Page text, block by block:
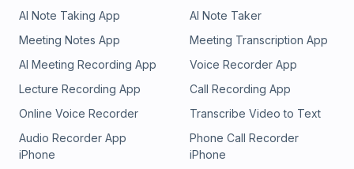
AI Note Taking App
AI Note Taker
Meeting Notes App
Meeting Transcription App
AI Meeting Recording App
Voice Recorder App
Lecture Recording App
Call Recording App
Online Voice Recorder
Transcribe Video to Text
Audio Recorder App
iPhone
Phone Call Recorder
iPhone